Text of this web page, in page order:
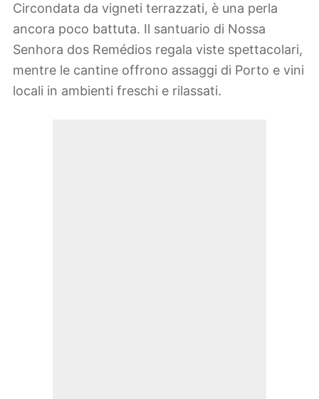
Circondata da vigneti terrazzati, è una perla
ancora poco battuta. Il santuario di Nossa
Senhora dos Remédios regala viste spettacolari,
mentre le cantine offrono assaggi di Porto e vini
locali in ambienti freschi e rilassati.